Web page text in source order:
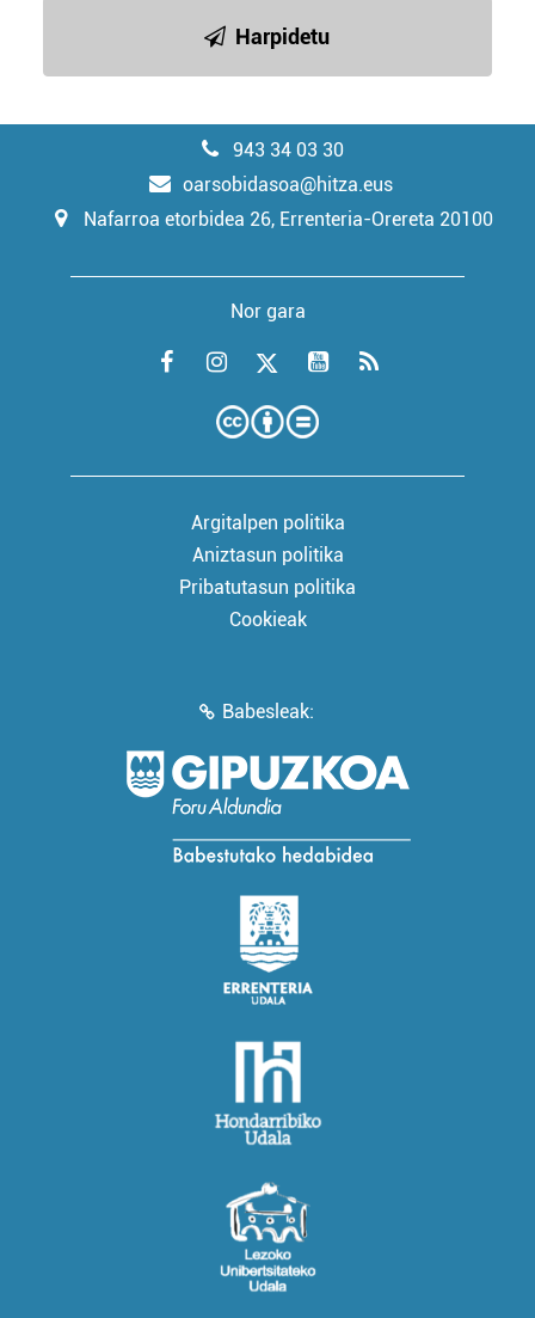
Harpidetu
943 34 03 30
oarsobidasoa@hitza.eus
Nafarroa etorbidea 26, Errenteria-Orereta 20100
Nor gara
Argitalpen politika
Aniztasun politika
Pribatutasun politika
Cookieak
Babesleak: